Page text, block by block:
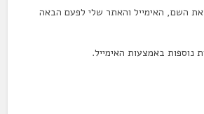
את השם, האימייל והאתר שלי לפעם הבאה
נוספות באמצעות האימייל.